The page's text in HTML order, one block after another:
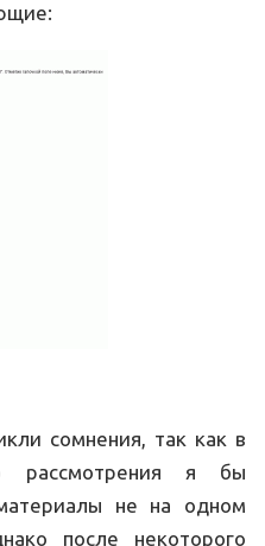
сомнения, так как в
рассмотрения я бы
не на одном
после некоторого